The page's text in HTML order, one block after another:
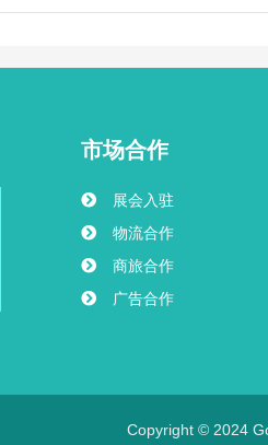
市场合作
展会入驻
物流合作
商旅合作
广告合作
Copyright © 2024